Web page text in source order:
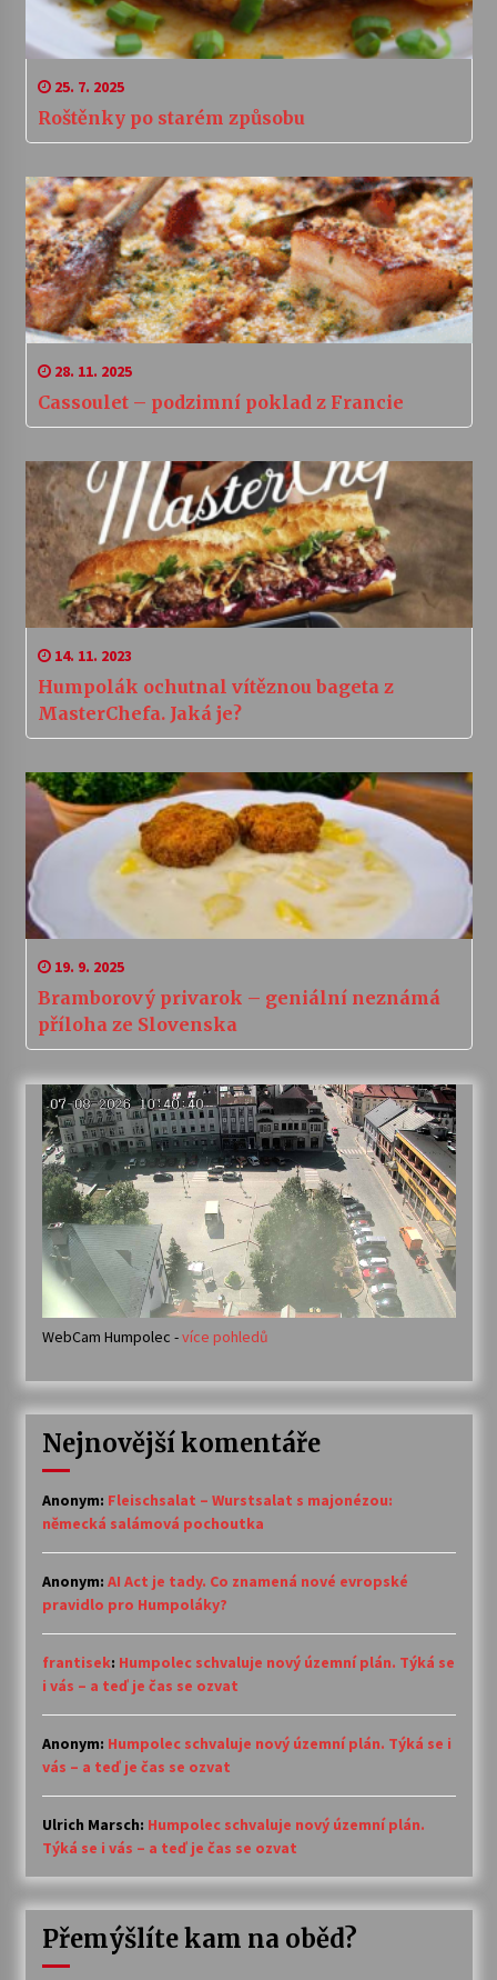
25. 7. 2025
Roštěnky po starém způsobu
28. 11. 2025
Cassoulet – podzimní poklad z Francie
14. 11. 2023
Humpolák ochutnal vítěznou bageta z
MasterChefa. Jaká je?
19. 9. 2025
Bramborový privarok – geniální neznámá
příloha ze Slovenska
WebCam Humpolec -více pohledů
Nejnovější komentáře
Anonym: Fleischsalat – Wurstsalat s majonézou:
německá salámová pochoutka
Anonym: AI Act je tady. Co znamená nové evropské
pravidlo pro Humpoláky?
frantisek: Humpolec schvaluje nový územní plán. Týká se
i vás – a teď je čas se ozvat
Anonym: Humpolec schvaluje nový územní plán. Týká se i
vás – a teď je čas se ozvat
Ulrich Marsch: Humpolec schvaluje nový územní plán.
Týká se i vás – a teď je čas se ozvat
Přemýšlíte kam na oběd?